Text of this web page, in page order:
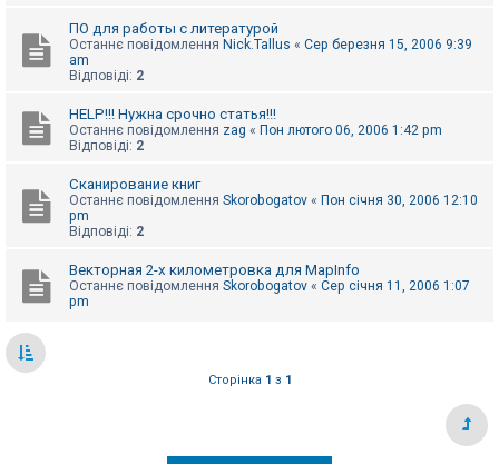
ПО для работы с литературой
Останнє повідомлення Nick.Tallus « Сер березня 15, 2006 9:39
am
Відповіді: 2
HELP!!! Нужна срочно статья!!!
Останнє повідомлення zag « Пон лютого 06, 2006 1:42 pm
Відповіді: 2
Сканирование книг
Останнє повідомлення Skorobogatov « Пон січня 30, 2006 12:10
pm
Відповіді: 2
Векторная 2-х километровка для MapInfo
Останнє повідомлення Skorobogatov « Сер січня 11, 2006 1:07
pm
Сторінка 1 з 1